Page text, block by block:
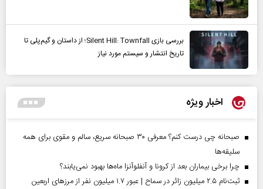
بررسی بازی Silent Hill: Townfall؛ از داستان و گیم‌پلی تا
تاریخ انتشار و سیستم مورد نیاز
اخبار ویژه
صبحانه چی درست کنم؟ معرفی ۳۰ صبحانه سریع، سالم و مقوی برای همه
سلیقه‌ها
چرا برخی بیماران بعد از کرونا و آنفلوآنزا ماه‌ها بهبود نمی‌یابند؟
ثبت‌نام ۲.۵ میلیون زائر در سماح | عبور ۱.۷ میلیون نفر از مرز‌های اربعین